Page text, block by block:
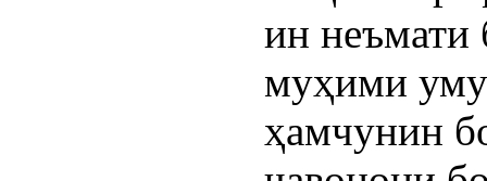
ин неъмати
муҳими
ҳамчунин